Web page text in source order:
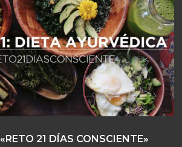
«RETO 21 DÍAS CONSCIENTE» .